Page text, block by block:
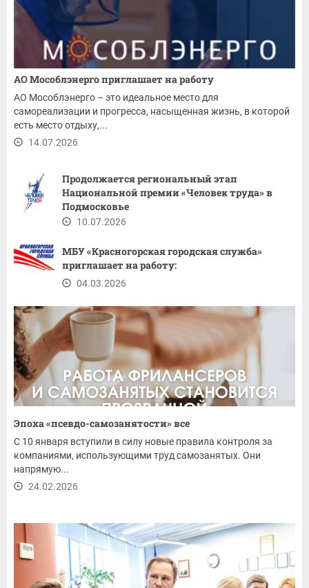
АО Мособлэнерго приглашает на работу
АО Мособлэнерго – это идеальное место для
самореализации и прогресса, насыщенная жизнь, в которой
есть место отдыху,...
14.07.2026
Продолжается региональный этап
Национальной премии «Человек труда» в
Подмосковье
10.07.2026
МБУ «Красногорская городская служба»
приглашает на работу:
04.03.2026
Эпоха «псевдо-самозанятости» все
С 10 января вступили в силу новые правила контроля за
компаниями, использующими труд самозанятых. Они
напрямую...
24.02.2026